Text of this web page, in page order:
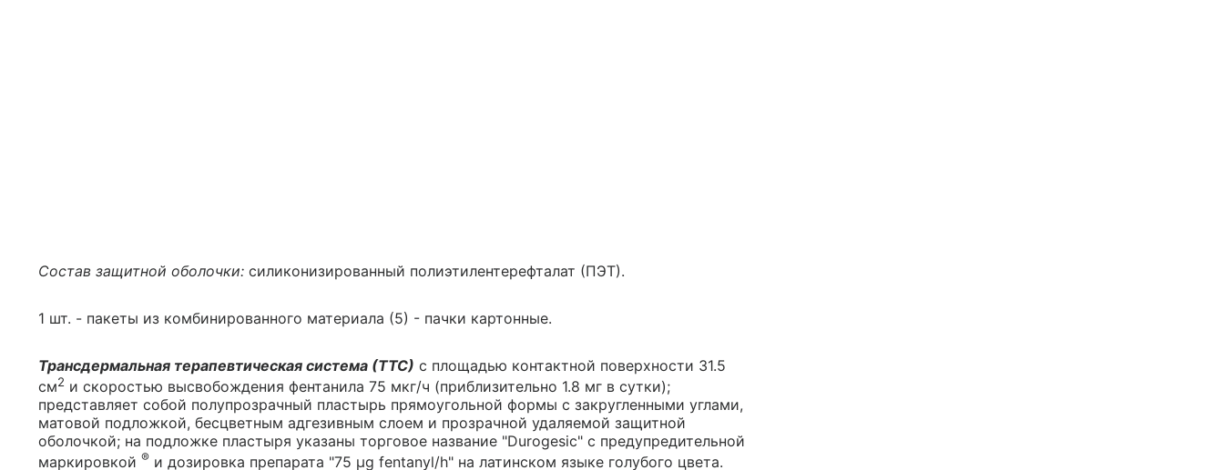
Состав защитной оболочки: силиконизированный полиэтилентерефталат (ПЭТ).
1 шт. - пакеты из комбинированного материала (5) - пачки картонные.
Трансдермальная терапевтическая система (ТТС) с площадью контактной поверхности 31.5
см2 и скоростью высвобождения фентанила 75 мкг/ч (приблизительно 1.8 мг в сутки);
представляет собой полупрозрачный пластырь прямоугольной формы с закругленными углами,
матовой подложкой, бесцветным адгезивным слоем и прозрачной удаляемой защитной
оболочкой; на подложке пластыря указаны торговое название "Durogesic" с предупредительной
маркировкой ® и дозировка препарата "75 μg fentanyl/h" на латинском языке голубого цвета.